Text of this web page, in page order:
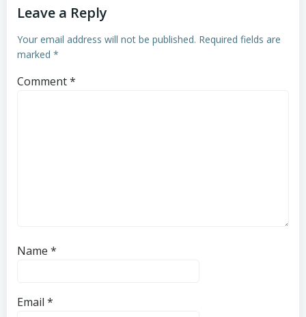
Leave a Reply
Your email address will not be published. Required fields are
marked *
Comment*
Name *
Email *